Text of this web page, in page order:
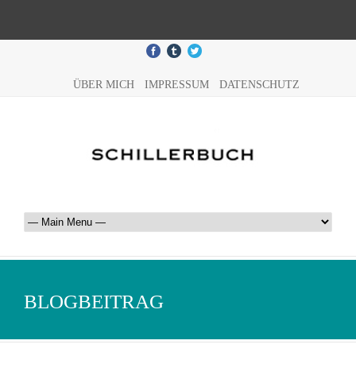
ÜBER MICH IMPRESSUM DATENSCHUTZ
BLOGBEITRAG